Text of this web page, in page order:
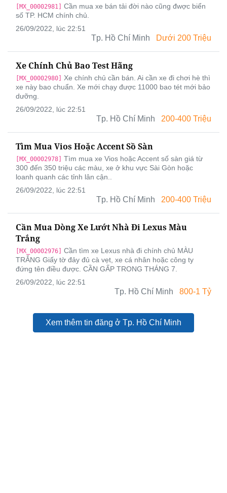
[MX_00002981] Cần mua xe bán tải đời nào cũng đwợc biển
số TP. HCM chính chủ.
26/09/2022, lúc 22:51
Tp. Hồ Chí Minh Dưới 200 Triệu
Xe Chính Chủ Bao Test Hãng
[MX_00002980] Xe chính chủ cần bán. Ai cần xe đi chơi hè thì
xe này bao chuẩn. Xe mới chạy được 11000 bao tét mới bảo
dưỡng.
26/09/2022, lúc 22:51
Tp. Hồ Chí Minh 200-400 Triệu
Tìm Mua Vios Hoặc Accent Sồ Sàn
[MX_00002978] Tìm mua xe Vios hoặc Accent số sàn giá từ
300 đến 350 triệu các màu, xe ở khu vực Sài Gòn hoặc
loanh quanh các tỉnh lân cận..
26/09/2022, lúc 22:51
Tp. Hồ Chí Minh 200-400 Triệu
Cần Mua Dòng Xe Lướt Nhà Đi Lexus Màu
Trắng
[MX_00002976] Cần tìm xe Lexus nhà đi chính chủ MÀU
TRẮNG Giấy tờ đảy đủ cà vẹt, xe cá nhân hoặc công ty
đứng tên điều được. CẦN GẤP TRONG THÁNG 7.
26/09/2022, lúc 22:51
Tp. Hồ Chí Minh 800-1 Tỷ
Xem thêm tin đăng ở Tp. Hồ Chí Minh